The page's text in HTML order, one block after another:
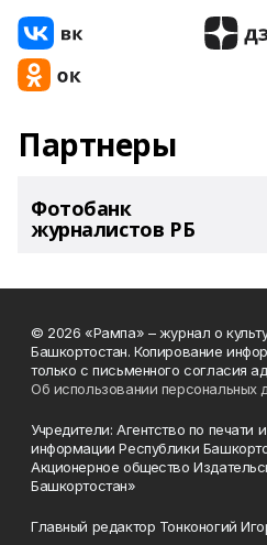
Партнеры
Фотобанк
журналистов РБ
© 2026 «Рампа» – журнал о
Башкортостан. Копирование
только с письменного согласия
Об использовании персональных
Учредители: Агентство по
информации Республики
Акционерное общество
Башкортостан»
Главный редактор Тонконогий